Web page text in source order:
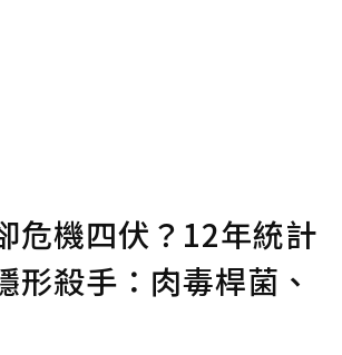
危機四伏？12年統計
形殺手：肉毒桿菌、